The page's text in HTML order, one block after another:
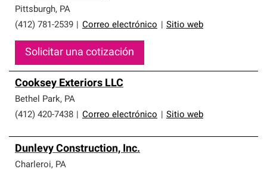
Pittsburgh, PA
(412) 781-2539
Correo electrónico Sitio web
Solicitar una cotización
Cooksey Exteriors LLC
Bethel Park, PA
(412) 420-7438
Correo electrónico Sitio web
Dunlevy Construction, Inc.
Charleroi, PA